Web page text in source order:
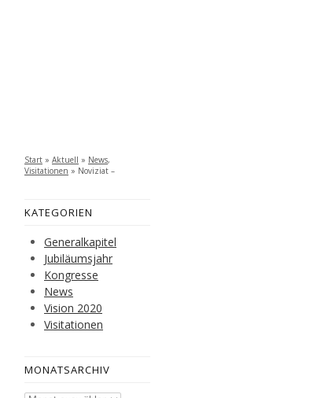
Start » Aktuell » News,
Visitationen » Noviziat –
KATEGORIEN
Generalkapitel
Jubiläumsjahr
Kongresse
News
Vision 2020
Visitationen
MONATSARCHIV